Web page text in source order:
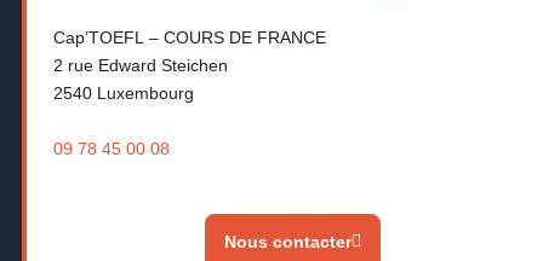
Cap’TOEFL – COURS DE FRANCE
2 rue Edward Steichen
2540 Luxembourg
09 78 45 00 08
Nous contacter